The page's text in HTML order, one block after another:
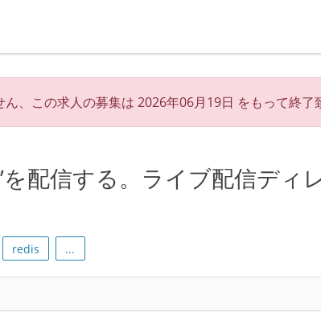
ん、この求人の募集は 2026年06月19日 をもって終了
を配信する。ライブ配信ディ
redis ...